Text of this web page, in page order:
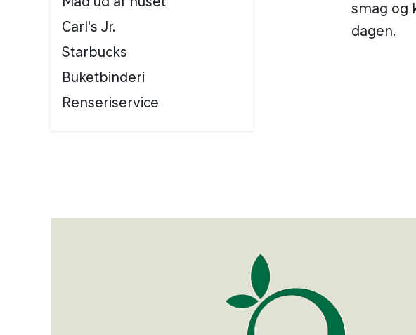
Carl's Jr.
Starbucks
Buketbinderi
Renseriservice
smag og
dagen.